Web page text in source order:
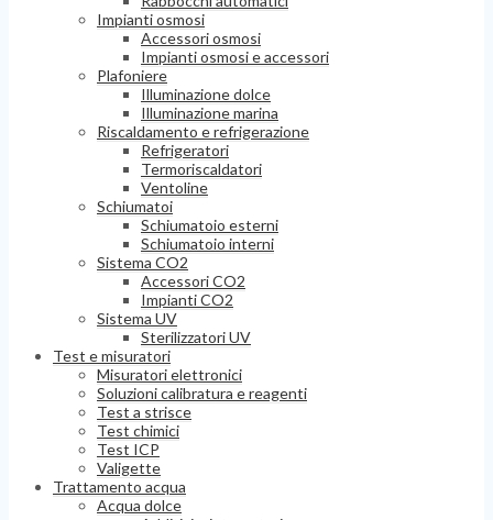
Impianti osmosi
Accessori osmosi
Impianti osmosi e accessori
Plafoniere
Illuminazione dolce
Illuminazione marina
Riscaldamento e refrigerazione
Refrigeratori
Termoriscaldatori
Ventoline
Schiumatoi
Schiumatoio esterni
Schiumatoio interni
Sistema CO2
Accessori CO2
Impianti CO2
Sistema UV
Sterilizzatori UV
Test e misuratori
Misuratori elettronici
Soluzioni calibratura e reagenti
Test a strisce
Test chimici
Test ICP
Valigette
Trattamento acqua
Acqua dolce